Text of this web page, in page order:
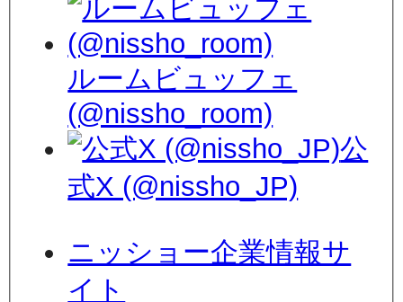
ルームビュッフェ
(@nissho_room)
公
式X (@nissho_JP)
ニッショー企業情報サ
イト